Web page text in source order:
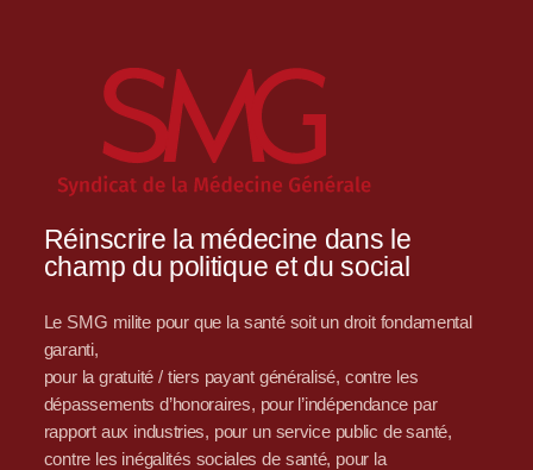
Réinscrire la médecine dans le
champ du politique et du social
Le SMG milite pour que la santé soit un droit fondamental
garanti,
pour la gratuité / tiers payant généralisé, contre les
dépassements d’honoraires, pour l’indépendance par
rapport aux industries, pour un service public de santé,
contre les inégalités sociales de santé, pour la